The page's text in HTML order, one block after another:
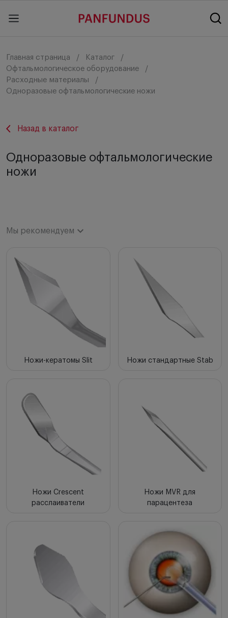
Главная страница
Каталог
Офтальмологическое оборудование
Расходные материалы
Одноразовые офтальмологические ножи
Назад в каталог
Одноразовые офтальмологические
ножи
Мы рекомендуем
Новинки
Цена по возрастанию
Цена по убыванию
Сначала с высоким рейтингом
Ножи-кератомы Slit Ножи стандартные Stab
Ножи Crescent
расслаиватели
Ножи MVR для
парацентеза